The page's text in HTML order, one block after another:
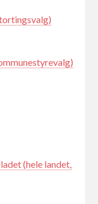
(hele landet,